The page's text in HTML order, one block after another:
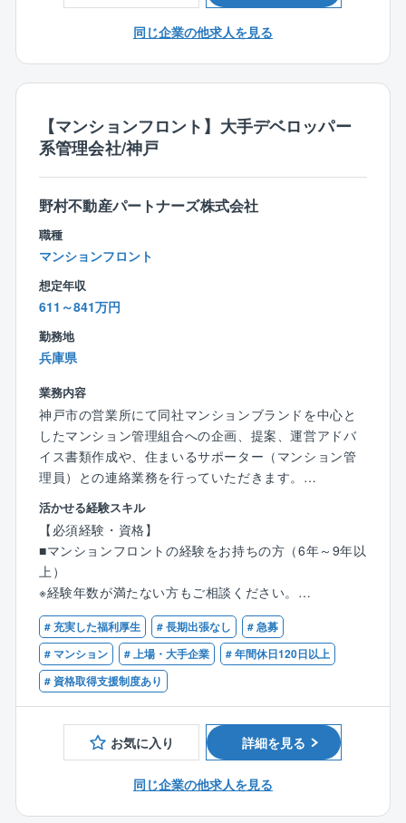
３．【市場価値の向上】
住友不動産クオリティでの実務経験はマンションフ
PCは19時にシャットダウンなどワークライフバラン
スを仕組みで解決。
残業抑制を徹底しており、無理な働き方はさせませ
ん。
また、自社ホテル最大7割引き、出生・育児休暇、資
産形成支援など、住友不動産グループならではの一生
モノの安心が手に入ります。
■業務概要
ト、企画提案業務をお任せします。
■具体的には
同社が分譲した物件を中心に、管理組合をサポートす
るフロントとしてご活躍いただきます。
入社後はマンション2～4棟程度をご担当いただきま
す。
ランドマークとなるような大型・タワー型物件を中心
にご担当いただく想定です。
委託契約に基づき、お客様である管理組合に対して、
より良い住環境となる提案を行います。
・管理組合の定期的な集会（総会・理事会）進行サポ
ート、資料作成
・資金管理、メンテナンス、修繕工事等
・共用施設の管理方法、駐車場運営、防犯対策、漏水
対応等
・現場勤務スタッフサポート、指導
・清掃、植栽等の美観状況チェック
■このポジションの特徴：
・年多くの新規物件が供給されることから、新築マン
同じ企業の他求人を見る
【マンションフロント】大手デベロッパー
系管理会社/神戸
野村不動産パートナーズ株式会社
職種
マンションフロント
想定年収
611～841万円
勤務地
兵庫県
業務内容
神戸市の営業所にて同社マンションブランドを中心と
したマンション管理組合への企画、提案、運営アドバ
イス書類作成や、住まいるサポーター（マンション管
理員）との連絡業務を行っていただきます。
「製、販、管一貫体制」を強みとする野村不動産グル
ープの、マンション事業における「管理」の部分を担
います。
【詳細】
同グループが展開する「プラウド」「オハナ」などの
ブランドマンションをはじめ、タワー、超高層など主
にハイグレードなマンションの管理を手がけている同
社。
お客様に安心で快適な住環境をご提供するために、マ
ンションの総合管理を手がけていただきます。
一人が担当する件数は少なく、ホスピタリティを追求
できる環境。
人と連携しながら住みよいマンションを実現していき
活かせる経験スキル
【必須経験・資格】
■マンションフロントの経験をお持ちの方（6年～9年以
上）
※経験年数が満たない方もご相談ください。
■管理業務主任者の資格をお持ちの方
# 充実した福利厚生 # 長期出張なし
# 急募
# マンション
# 上場・大手企業
# 年間休日120日以上
# 資格取得支援制度あり
お気に入り 詳細を見る
同じ企業の他求人を見る